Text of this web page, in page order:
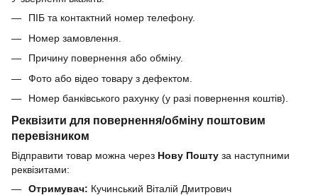
ПІБ та контактний номер телефону.
Номер замовлення.
Причину повернення або обміну.
Фото або відео товару з дефектом.
Номер банківського рахунку (у разі повернення коштів).
Реквізити для повернення/обміну поштовим
перевізником
Відправити товар можна через Нову Пошту за наступними
реквізитами:
Отримувач: Кучинський Віталій Дмитрович